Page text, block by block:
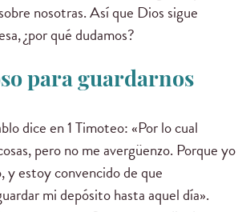
nosotras. Así que Dios sigue
¿por qué dudamos?
para guardarnos
dice en 1 Timoteo: «Por lo cual
pero no me avergüenzo. Porque yo
y estoy convencido de que
mi depósito hasta aquel día».